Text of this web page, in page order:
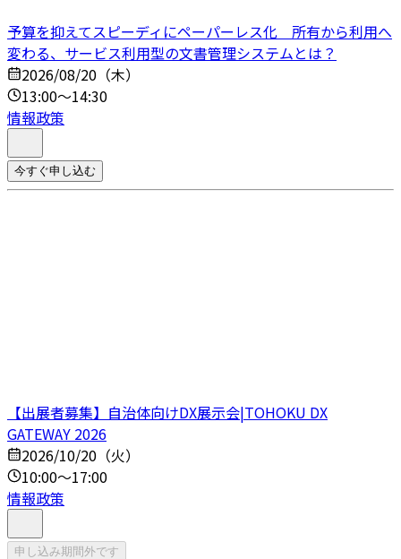
予算を抑えてスピーディにペーパーレス化 所有から利用へ
変わる、サービス利用型の文書管理システムとは？
2026/08/20（木）
13:00～14:30
情報政策
今すぐ申し込む
【出展者募集】自治体向けDX展示会|TOHOKU DX
GATEWAY 2026
2026/10/20（火）
10:00～17:00
情報政策
申し込み期間外です